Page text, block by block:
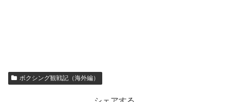
ボクシング観戦記（海外編）